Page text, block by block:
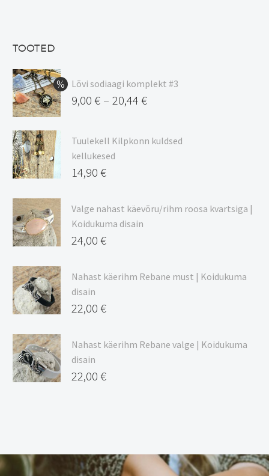
TOOTED
Lõvi sodiaagi komplekt #3
9,00 € – 20,44 €
9,00 €
kuni
20,44 €
Tuulekell Kilpkonn kuldsed
kellukesed
14,90 €
Valge nahast käevõru/rihm roosa kvartsiga |
Koidukuma disain
24,00 €
Nahast käerihm Rebane must | Koidukuma
disain
22,00 €
Nahast käerihm Rebane valge | Koidukuma
disain
22,00 €